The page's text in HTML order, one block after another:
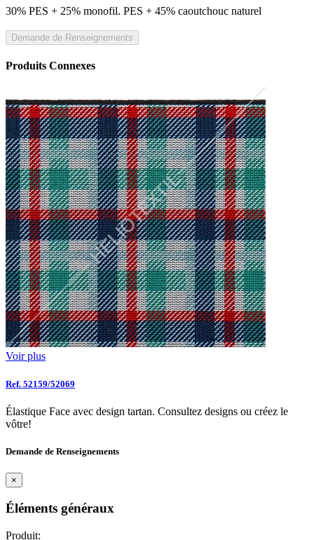
30% PES + 25% monofil. PES + 45% caoutchouc naturel
Demande de Renseignements
Produits Connexes
Voir plus
Ref. 52159/52069
Élastique Face avec design tartan. Consultez designs ou créez le
vôtre!
Demande de Renseignements
×
Éléments généraux
Produit: